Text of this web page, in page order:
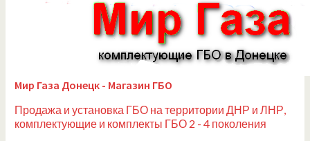
Мир Газа Донецк - Магазин ГБО
Продажа и установка ГБО на территории ДНР и ЛНР,
комплектующие и комплекты ГБО 2 - 4 поколения